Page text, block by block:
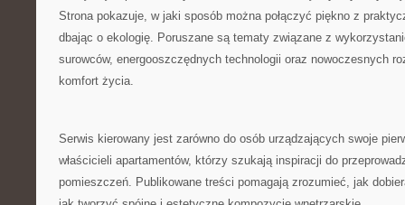
Strona pokazuje, w jaki sposób można połączyć piękno z
dbając o ekologię. Poruszane są tematy związane z
surowców, energooszczędnych technologii oraz nowoczesnych
komfort życia.
Serwis kierowany jest zarówno do osób urządzających swoje
właścicieli apartamentów, którzy szukają inspiracji do
pomieszczeń. Publikowane treści pomagają zrozumieć, jak